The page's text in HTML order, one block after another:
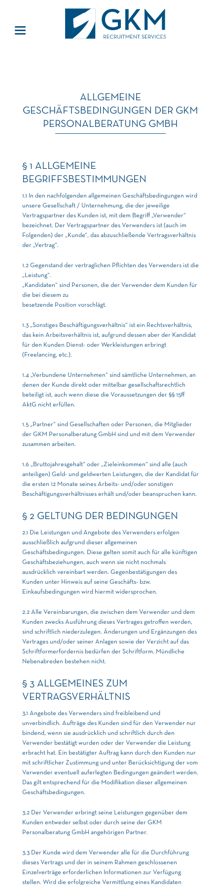
ALLGEMEINE
GESCHÄFTSBEDINGUNGEN DER GKM
PERSONALBERATUNG GMBH
§ 1 ALLGEMEINE
BEGRIFFSBESTIMMUNGEN
1.1 In den nachfolgenden allgemeinen Geschäftsbedingungen wird
unsere Gesellschaft / Unternehmung, die der jeweilige
Vertragspartner des Kunden ist, mit dem Begriff „Verwender“
bezeichnet. Der Vertragspartner des Verwenders ist (auch im
Folgenden) der „Kunde“, das abzuschließende Vertragsverhältnis
der „Vertrag“.
1.2 Gegenstand der vertraglichen Pflichten des Verwenders ist die
„Leistung“.
„Kandidaten“ sind Personen, die der Verwender dem Kunden für
die bei diesem zu
besetzende Position vorschlägt.
1.3 „Sonstiges Beschäftigungsverhältnis“ ist ein Rechtsverhältnis,
das kein Arbeitsverhältnis ist, aufgrund dessen aber der Kandidat
für den Kunden Dienst- oder Werkleistungen erbringt
(Freelancing, etc.).
1.4 „Verbundene Unternehmen“ sind sämtliche Unternehmen, an
denen der Kunde direkt oder mittelbar gesellschaftsrechtlich
beteiligt ist, auch wenn diese die Voraussetzungen der §§ 15ff
AktG nicht erfüllen.
1.5 „Partner“ sind Gesellschaften oder Personen, die Mitglieder
der GKM Personalberatung GmbH sind und mit dem Verwender
zusammen arbeiten.
1.6 „Bruttojahresgehalt“ oder „Zieleinkommen“ sind alle (auch
anteiligen) Geld- und geldwerten Leistungen, die der Kandidat für
die ersten 12 Monate seines Arbeits- und/oder sonstigen
Beschäftigungsverhältnisses erhält und/oder beanspruchen kann.
§ 2 GELTUNG DER BEDINGUNGEN
2.1 Die Leistungen und Angebote des Verwenders erfolgen
ausschließlich aufgrund dieser allgemeinen
Geschäftsbedingungen. Diese gelten somit auch für alle künftigen
Geschäftsbeziehungen, auch wenn sie nicht nochmals
ausdrücklich vereinbart werden. Gegenbestätigungen des
Kunden unter Hinweis auf seine Geschäfts- bzw.
Einkaufsbedingungen wird hiermit widersprochen.
2.2 Alle Vereinbarungen, die zwischen dem Verwender und dem
Kunden zwecks Ausführung dieses Vertrages getroffen werden,
sind schriftlich niederzulegen. Änderungen und Ergänzungen des
Vertrages und/oder seiner Anlagen sowie der Verzicht auf das
Schriftformerfordernis bedürfen der Schriftform. Mündliche
Nebenabreden bestehen nicht.
§ 3 ALLGEMEINES ZUM
VERTRAGSVERHÄLTNIS
3.1 Angebote des Verwenders sind freibleibend und
unverbindlich. Aufträge des Kunden sind für den Verwender nur
bindend, wenn sie ausdrücklich und schriftlich durch den
Verwender bestätigt wurden oder der Verwender die Leistung
erbracht hat. Ein bestätigter Auftrag kann durch den Kunden nur
mit schriftlicher Zustimmung und unter Berücksichtigung der vom
Verwender eventuell auferlegten Bedingungen geändert werden.
Das gilt entsprechend für die Modifikation dieser allgemeinen
Geschäftsbedingungen.
3.2 Der Verwender erbringt seine Leistungen gegenüber dem
Kunden entweder selbst oder durch seine der GKM
Personalberatung GmbH angehörigen Partner.
3.3 Der Kunde wird dem Verwender alle für die Durchführung
dieses Vertrags und der in seinem Rahmen geschlossenen
Einzelverträge erforderlichen Informationen zur Verfügung
stellen. Wird die erfolgreiche Vermittlung eines Kandidaten